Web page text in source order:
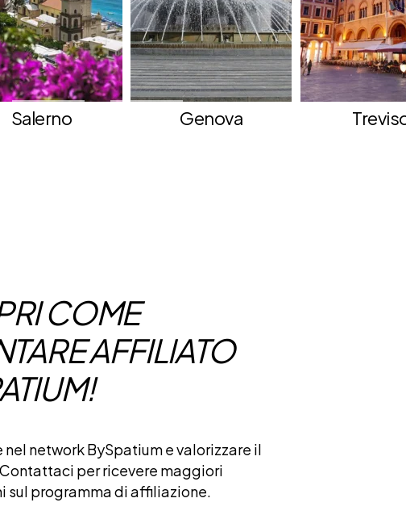
Salerno Genova
COME
AFFILIATO
nel network BySpatium e valorizzare il
Contattaci per ricevere maggiori
sul programma di affiliazione.